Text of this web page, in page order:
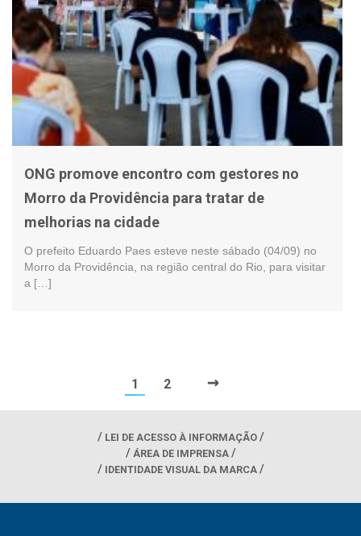
ONG promove encontro com gestores no
Morro da Providência para tratar de
melhorias na cidade
O prefeito Eduardo Paes esteve neste sábado (04/09) no
Morro da Providência, na região central do Rio, para visitar
a […]
1 2 →
LEI DE ACESSO À INFORMAÇÃO
ÁREA DE IMPRENSA
IDENTIDADE VISUAL DA MARCA